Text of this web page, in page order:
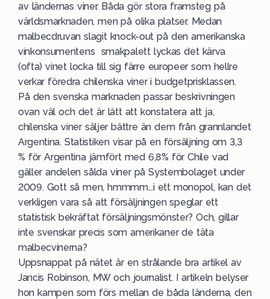
av ländernas viner. Båda gör stora framsteg på
världsmarknaden, men på olika platser. Medan
malbecdruvan slagit knock-out på den amerikanska
vinkonsumentens smakpalett lyckas det kärva
(ofta) vinet locka till sig färre europeer som hellre
verkar föredra chilenska viner i budgetprisklassen.
På den svenska marknaden passar beskrivningen
ovan väl och det är lätt att konstatera att ja,
chilenska viner säljer bättre än dem från grannlandet
Argentina. Statistiken visar på en försäljning om 3,3
% för Argentina jämfört med 6,8% för Chile vad
gäller andelen sålda viner på Systembolaget under
2009. Gott så men, hmmmm...i ett monopol, kan det
verkligen vara så att försäljningen speglar ett
statistisk bekräftat försäljningsmönster? Och, gillar
inte svenskar precis som amerikaner de täta
malbecvinerna?
Uppsnappat på nätet är en strålande bra artikel av
Jancis Robinson, MW och journalist. I artikeln belyser
hon kampen som förs mellan de båda länderna, den